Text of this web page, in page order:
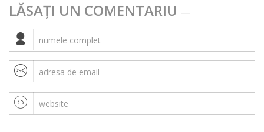
LĂSAȚI UN COMENTARIU